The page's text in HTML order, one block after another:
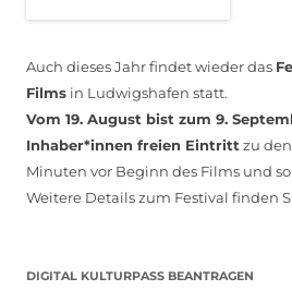
Auch dieses Jahr findet wieder das
Films in Ludwigshafen statt.
Vom 19. August bist zum 9.
Inhaber*innen freien Eintritt zu
Minuten vor Beginn des Films und
Weitere Details zum Festival finden
DIGITAL KULTURPASS BEANTRAGEN